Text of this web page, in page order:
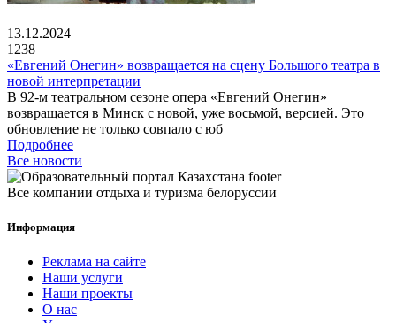
13.12.2024
1238
«Евгений Онегин» возвращается на сцену Большого театра в
новой интерпретации
В 92-м театральном сезоне опера «Евгений Онегин»
возвращается в Минск с новой, уже восьмой, версией. Это
обновление не только совпало с юб
Подробнее
Все новости
Все компании отдыха и туризма белоруссии
Информация
Реклама на сайте
Наши услуги
Наши проекты
О нас